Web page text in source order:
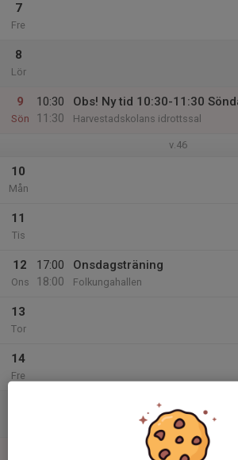
7
Fre
8
Lör
9
Sön
10:30
11:30
Obs! Ny tid 10:30-11:30
Harvestadskolans idrottssal
v.46
10
Mån
11
Tis
12
Ons
17:00
18:00
Onsdagsträning
Folkungahallen
13
Tor
14
Fre
Obs! Ny tid 10:30-11:30